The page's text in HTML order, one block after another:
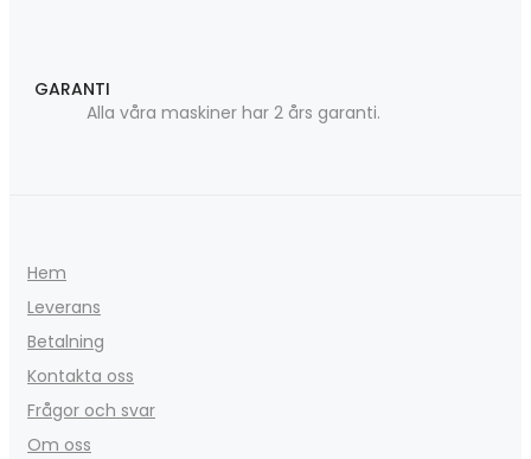
GARANTI
Alla våra maskiner har 2 års garanti.
Hem
Leverans
Betalning
Kontakta oss
Frågor och svar
Om oss